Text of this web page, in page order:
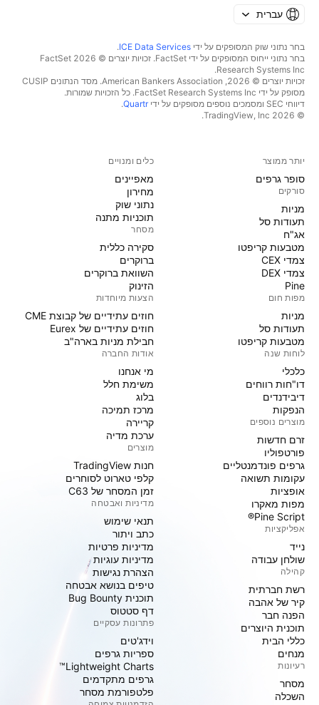
עברית
בחר נתוני שוק המסופקים על ידי ICE Data Services
.
בחר נתוני ייחוס המסופקים על ידי FactSet. זכויות יוצרים © 2026 ‏FactSet
Research Systems Inc.‏
זכויות יוצרים © 2026, ‏American Bankers Association. מסד הנתונים CUSIP
מסופק על ידי FactSet Research Systems Inc. כל הזכויות שמורות.
דיווחי SEC ומסמכים נוספים מסופקים על ידי
Quartr
.
© 2026 ‏TradingView, Inc.‏
יותר ממוצר
סופר גרפים
סורקים
מניות‏
תעודות סל
אג"ח
מטבעות קריפטו
צמדי CEX
צמדי DEX
Pine
מפות חום
מניות‏
תעודות סל
מטבעות קריפטו
לוחות שנה
כלכלי
דו"חות רווחים
דיבידנדים
הנפקות
מוצרים נוספים
זרם חדשות
פורטפוליו
גרפים פונדמנטליים
עקומות תשואה
אופציות
מפות מאקרו
Pine Script®
אפליקציות
נייד
שולחן עבודה
קהילה
רשת חברתית
קיר של אהבה
הפנה חבר
תוכנית היוצרים
כללי הבית
מנחים
רעיונות
מסחר
השכלה
כלים ומנויים
מאפיינים
מחירון
נתוני שוק
תוכניות מתנה
מסחר
סקירה כללית
ברוקרים
השוואת ברוקרים
הזינוק
הצעות מיוחדות
חוזים עתידיים של קבוצת CME
חוזים עתידיים של Eurex
חבילת מניות בארה"ב
אודות החברה
מי אנחנו
משימת חלל
בלוג
מרכז תמיכה
קריירה
ערכת מדיה
מוצרים
חנות TradingView
קלפי טארוט לסוחרים
זמן המסחר של C63
מדיניות ואבטחה
תנאי שימוש
כתב ויתור
מדיניות פרטיות
מדיניות עוגיות
הצהרת נגישות
טיפים בנושא אבטחה
תוכנית Bug Bounty
דף סטטוס
פתרונות עסקיים
וידג'טים
ספריות גרפים
Lightweight Charts™
גרפים מתקדמים
פלטפורמת מסחר